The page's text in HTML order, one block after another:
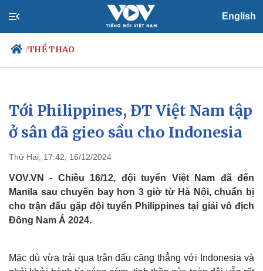
English
/THỂ THAO
Chính trị
Đảng
Tổ chức nhân sự
Nhận diện sự thật
Xã hội
Tin 24h
Dự báo thời tiết
Việc làm
Biển đảo
Tới Philippines, ĐT Việt Nam tập
ở sân đã gieo sầu cho Indonesia
Thứ Hai, 17:42, 16/12/2024
VOV.VN - Chiều 16/12, đội tuyển Việt Nam đã đến
Manila sau chuyến bay hơn 3 giờ từ Hà Nội, chuẩn bị
cho trận đấu gặp đội tuyển Philippines tại giải vô địch
Đông Nam Á 2024.
Mặc dù vừa trải qua trận đấu căng thẳng với Indonesia và